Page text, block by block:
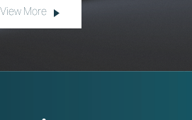
View More